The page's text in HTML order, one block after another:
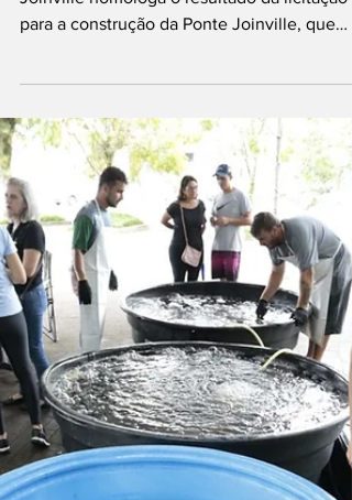
Prefeitura de
resultado da
licitação da Ponte
Joinville
Nesta quinta-feira (28/3), a Prefeitura de
Joinville homologa o resultado da licitação
para a construção da Ponte Joinville, que
vai...